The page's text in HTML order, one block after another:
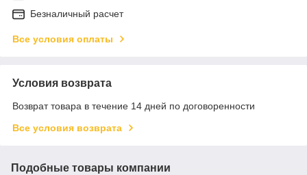
Безналичный расчет
Все условия оплаты
Условия возврата
Возврат товара в течение 14 дней по договоренности
Все условия возврата
Подобные товары компании